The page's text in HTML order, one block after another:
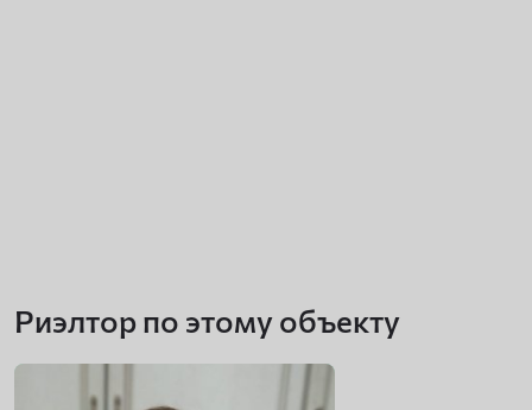
Риэлтор по этому объекту